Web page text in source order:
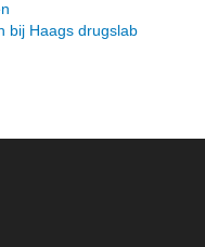
bij Haags drugslab